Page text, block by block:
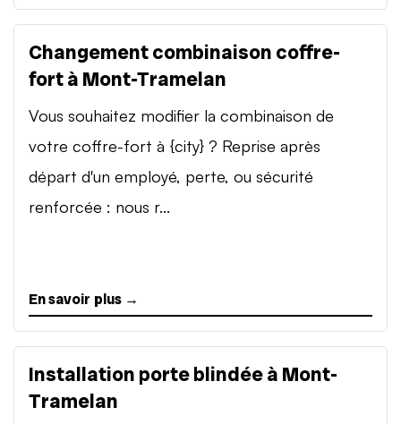
Changement combinaison coffre-
fort à Mont-Tramelan
Vous souhaitez modifier la combinaison de
votre coffre-fort à {city} ? Reprise après
départ d'un employé, perte, ou sécurité
renforcée : nous r...
En savoir plus →
Installation porte blindée à Mont-
Tramelan